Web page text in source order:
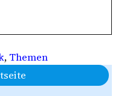
, Themen